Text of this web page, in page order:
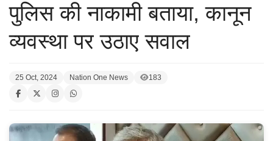
पुलिस की नाकामी बताया, कानून
व्यवस्था पर उठाए सवाल
25 Oct, 2024 Nation One News 183